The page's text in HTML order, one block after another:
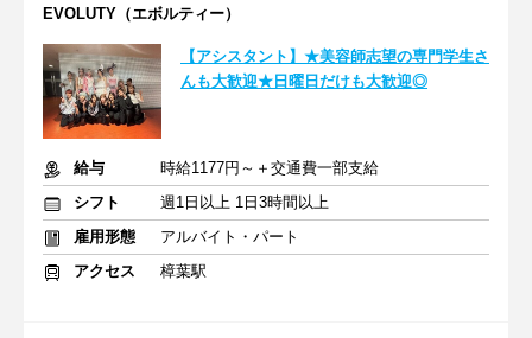
EVOLUTY（エボルティー）
【アシスタント】★美容師志望の専門学生さ
んも大歓迎★日曜日だけも大歓迎◎
給与
時給1177円～＋交通費一部支給
シフト
週1日以上 1日3時間以上
雇用形態
アルバイト・パート
アクセス
樟葉駅